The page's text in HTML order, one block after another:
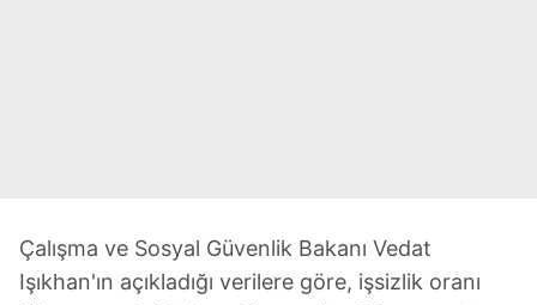
Çalışma ve Sosyal Güvenlik Bakanı Vedat
Işıkhan'ın açıkladığı verilere göre, işsizlik oranı